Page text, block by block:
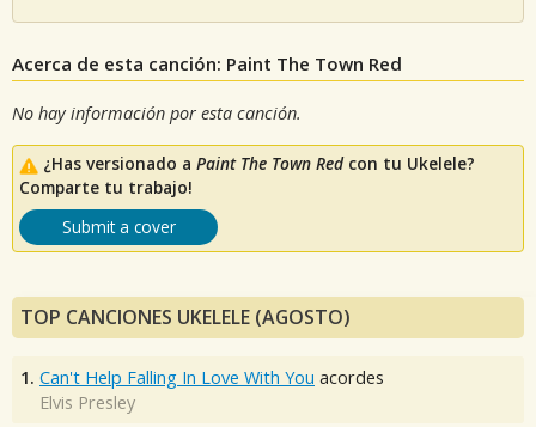
Acerca de esta canción: Paint The Town Red
No hay información por esta canción.
¿Has versionado a Paint The Town Redcon tu Ukelele?
Comparte tu trabajo!
Submit a cover
TOP CANCIONES UKELELE (AGOSTO)
1. Can't Help Falling In Love With You acordes
Elvis Presley